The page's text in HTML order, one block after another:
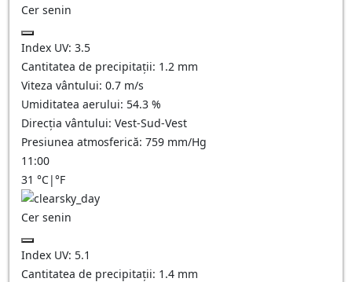
Cer senin
Index UV: 3.5
Cantitatea de precipitații: 1.2 mm
Viteza vântului: 0.7 m/s
Umiditatea aerului: 54.3 %
Direcția vântului: Vest-Sud-Vest
Presiunea atmosferică: 759 mm/Hg
11:00
31 °C|°F
Cer senin
Index UV: 5.1
Cantitatea de precipitații: 1.4 mm